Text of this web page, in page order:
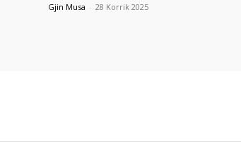
Gjin Musa - 28 Korrik 2025